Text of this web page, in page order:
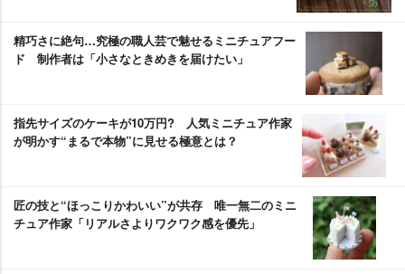
精巧さに絶句…究極の職人芸で魅せるミニチュアフー
ド 制作者は「小さなときめきを届けたい」
指先サイズのケーキが10万円? 人気ミニチュア作家
が明かす“まるで本物”に見せる極意とは？
匠の技と“ほっこりかわいい”が共存 唯一無二のミニ
チュア作家「リアルさよりワクワク感を優先」